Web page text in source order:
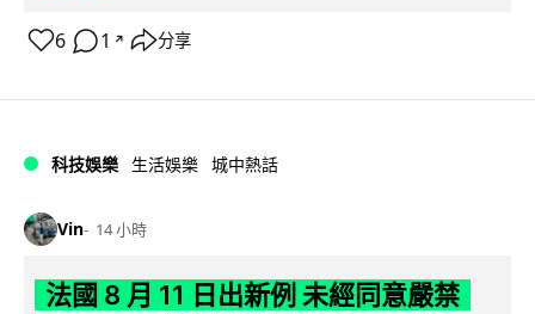
6 1 ↗ 分享
科技娛樂 生活娛樂 城中熱話
Vin 14 小時
法國 8 月 11 日出新例 未經同意嚴禁